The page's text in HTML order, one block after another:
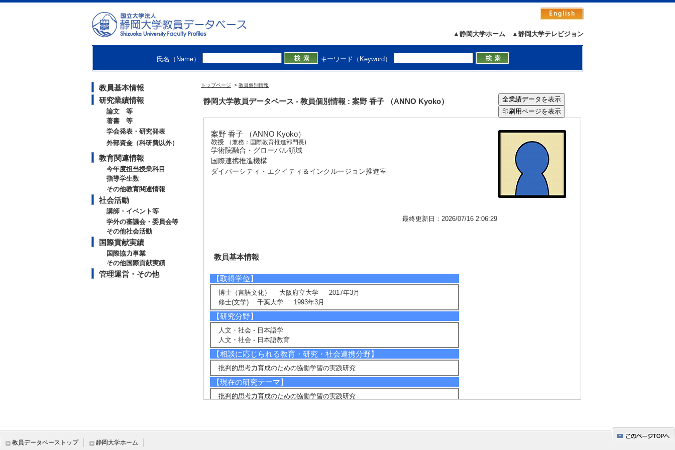
▲静岡大学テレビジョン
▲静岡大学ホーム
氏名（Name） キーワード（Keyword）
教員基本情報
研究業績情報
論文 等
著書 等
学会発表・研究発表
外部資金（科研費以外）
教育関連情報
今年度担当授業科目
指導学生数
その他教育関連情報
社会活動
講師・イベント等
学外の審議会・委員会等
その他社会活動
国際貢献実績
国際協力事業
その他国際貢献実績
管理運営・その他
トップページ > 教員個別情報
静岡大学教員データベース - 教員個別情報 : 案野 香子 （ANNO Kyoko）
案野 香子 （ANNO Kyoko）
教授 （兼務：国際教育推進部門長)
学術院融合・グローバル領域
国際連携推進機構
ダイバーシティ・エクイティ＆インクルージョン推進室
最終更新日：2026/07/16 2:06:29
教員基本情報
【取得学位】
博士（言語文化） 大阪府立大学 2017年3月
修士(文学) 千葉大学 1993年3月
【研究分野】
人文・社会 - 日本語学
人文・社会 - 日本語教育
【相談に応じられる教育・研究・社会連携分野】
批判的思考力育成のための協働学習の実践研究
【現在の研究テーマ】
批判的思考力育成のための協働学習の実践研究
教員データベーストップ 静岡大学ホーム